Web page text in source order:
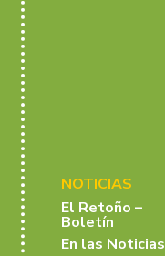
NOTICIAS
El Retoño –
Boletín
En las Noticias